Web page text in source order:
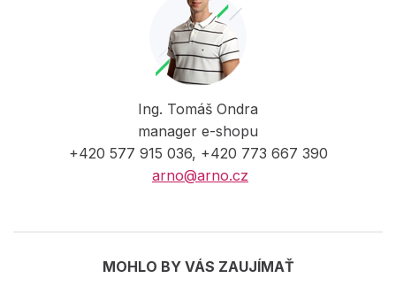
Ing. Tomáš Ondra
manager e-shopu
+420 577 915 036, +420 773 667 390
arno@arno.cz
MOHLO BY VÁS ZAUJÍMAŤ